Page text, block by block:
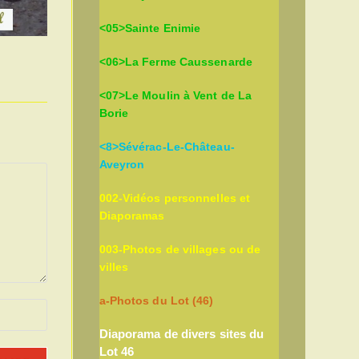
<05>Sainte Enimie
<06>La Ferme Caussenarde
<07>Le Moulin à Vent de La
Borie
<8>Sévérac-Le-Château-
Aveyron
002-Vidéos personnelles et
Diaporamas
003-Photos de villages ou de
villes
a-Photos du Lot (46)
Diaporama de divers sites du
Lot 46